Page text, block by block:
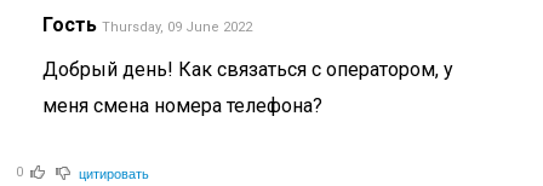
Гость Thursday, 09 June 2022
Добрый день! Как связаться с оператором, у
меня смена номера телефона?
0 цитировать